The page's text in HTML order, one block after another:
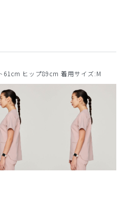
ヒップ89cm 着用サイズ:M